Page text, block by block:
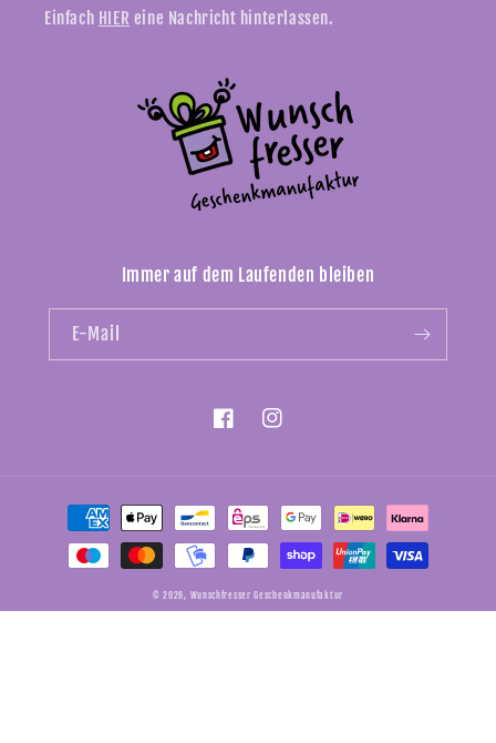
Einfach HIER eine Nachricht hinterlassen.
Immer auf dem Laufenden bleiben
E-Mail
FacebookInstagram
Zahlungsmethoden
© 2026, Wunschfresser Geschenkmanufaktur